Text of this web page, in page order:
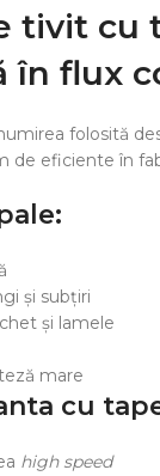
tivit cu
în flux
folosită
de eficiente în
și subțiri
și lamele
mare
cu
high speed